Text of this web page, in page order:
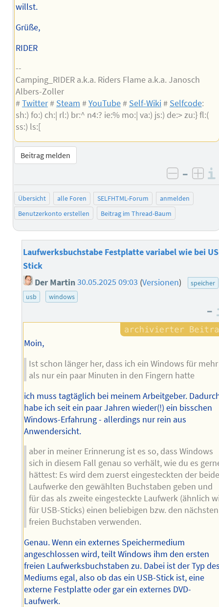
willst.
Grüße,
RIDER
--
Camping_RIDER a.k.a. Riders Flame a.k.a. Janosch
Albers-Zoller
#Twitter# Steam #YouTube# Self-Wiki# Selfcode:
sh:) fo:) ch:| rl:) br:^ n4:? ie:% mo:| va:) js:) de:> zu:} fl:(
ss:) ls:[
Beitrag melden
negativ
–
Übersicht alle Foren SELFHTML-Forum
anmelden
Benutzerkonto erstellen
Beitrag im Thread-Baum
Laufwerksbuchstabe Festplatte variabel wie bei
Stick
Der Martin30.05.2025 09:03 (Versionen)
speicher
usb
windows
–
Moin,
Ist schon länger her, dass ich ein Windows für mehr
als nur ein paar Minuten in den Fingern hatte
ich muss tagtäglich bei meinem Arbeitgeber.
habe ich seit ein paar Jahren wieder(!) ein bisschen
Windows-Erfahrung - allerdings nur rein aus
Anwendersicht.
aber in meiner Erinnerung ist es so, dass Windows
sich in diesem Fall genau so verhält, wie du es
hättest: Es wird dem zuerst eingesteckten der
Laufwerke den gewählten Buchstaben geben und
für das als zweite eingesteckte Laufwerk (ähnlich
für USB-Sticks) einen beliebigen bzw. den nächsten
freien Buchstaben verwenden.
Genau. Wenn ein externes Speichermedium
angeschlossen wird, teilt Windows ihm den ersten
freien Laufwerksbuchstaben zu. Dabei ist der Typ
Mediums egal, also ob das ein USB-Stick ist, eine
externe Festplatte oder gar ein externes DVD-
Laufwerk.